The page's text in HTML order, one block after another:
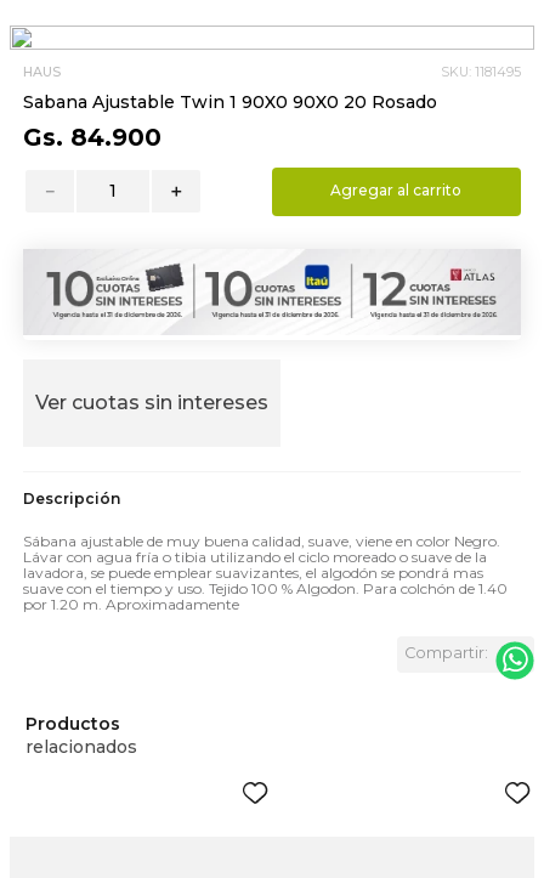
HAUS SKU: 1181495
Sabana Ajustable Twin 1 90X0 90X0 20 Rosado
Gs. 84.900
＋
－ Agregar al carrito
Ver cuotas sin intereses
Sábana ajustable de muy buena calidad, suave, viene en color Negro.
Lávar con agua fría o tibia utilizando el ciclo moreado o suave de la
lavadora, se puede emplear suavizantes, el algodón se pondrá mas
suave con el tiempo y uso. Tejido 100 % Algodon. Para colchón de 1.40
por 1.20 m. Aproximadamente
Productos
relacionados
7.
organizador
8.
9.
almohada
10. toalla